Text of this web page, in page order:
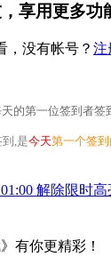
享用更多功
，没有帐号？ 注
的第一位签到者签
,是今天第一个签
解除限时高
有你更精彩！